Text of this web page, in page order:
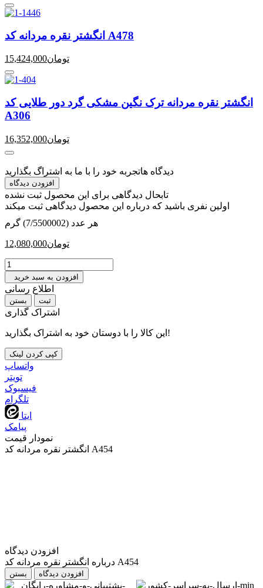
انگشتر نقره مردانه کد A478
15,424,000تومان
انگشتر نقره مردانه ترک نگین مشکی گرد دور طلایی کد
A306
16,352,000تومان
دیدگاه هاتجربه خود را با ما به اشتراگ بگذارید
افزودن دیدگاه
تابحال دیدگاهی برای این محصول ثبت نشده
اولین نفری باشید که درباره این محصول دیدگاهی ثبت میکند
هر عدد (7/5500002) گرم
12,080,000تومان
افزودن به سبد خرید
اطلاع رسانی
بستن
اشتراک گذاری
این کالا را با دوستان خود به اشتراک بگذارید!
کپی کردن لینک
واتساپ
تويتر
فیسبوک
تلگرام
ایتا
پیامک
نمودار قیمت
انگشتر نقره مردانه کد A454
افزودن دیدگاه
درباره انگشتر نقره مردانه کد A454
بستن